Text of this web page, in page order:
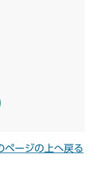
ページの上へ戻る